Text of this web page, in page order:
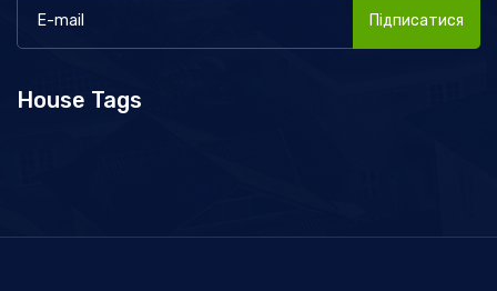
Підписатися
House Tags